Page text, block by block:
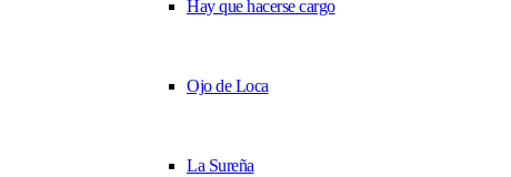
Hay que hacerse cargo
Ojo de Loca
La Sureña